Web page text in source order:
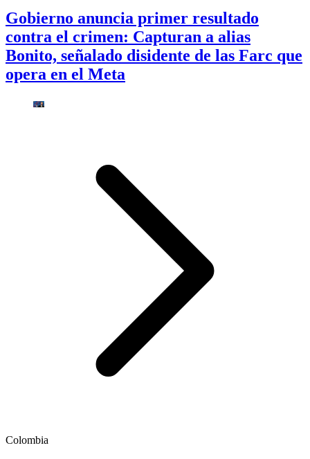
Gobierno anuncia primer resultado
contra el crimen: Capturan a alias
Bonito, señalado disidente de las Farc que
opera en el Meta
Colombia